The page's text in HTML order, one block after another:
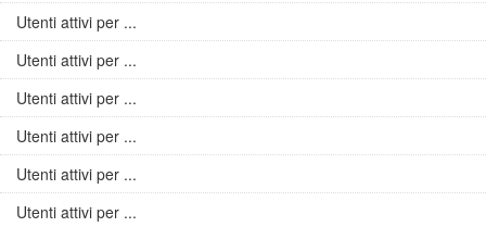
Utenti attivi per ...
Utenti attivi per ...
Utenti attivi per ...
Utenti attivi per ...
Utenti attivi per ...
Utenti attivi per ...